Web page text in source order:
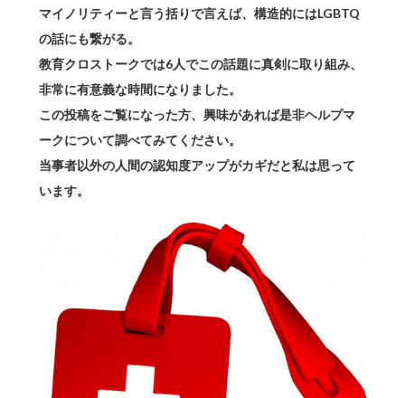
マイノリティーと言う括りで言えば、構造的にはLGBTQ
の話にも繋がる。
教育クロストークでは6人でこの話題に真剣に取り組み、
非常に有意義な時間になりました。
この投稿をご覧になった方、興味があれば是非ヘルプマ
ークについて調べてみてください。
当事者以外の人間の認知度アップがカギだと私は思って
います。